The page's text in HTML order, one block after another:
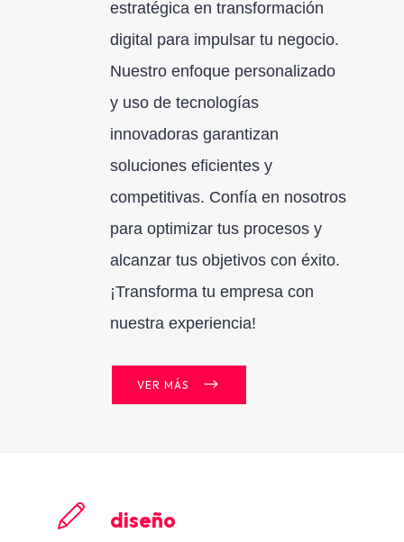
estratégica en transformación
digital para impulsar tu negocio.
Nuestro enfoque personalizado
y uso de tecnologías
innovadoras garantizan
soluciones eficientes y
competitivas. Confía en nosotros
para optimizar tus procesos y
alcanzar tus objetivos con éxito.
¡Transforma tu empresa con
nuestra experiencia!
VER MÁS
diseño